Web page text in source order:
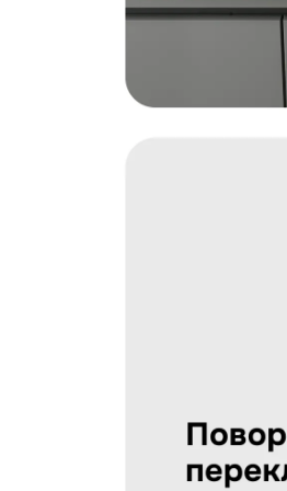
Загрузить фото